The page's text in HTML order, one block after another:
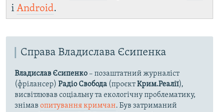
і Android.
Справа Владислава Єсипенка
Владислав Єсипенко– позаштатний журналіст
(фрілансер) Радіо Свобода (проєктКрим.Реалії),
висвітлював соціальну та екологічну проблематику,
знімав опитування кримчан. Був затриманий